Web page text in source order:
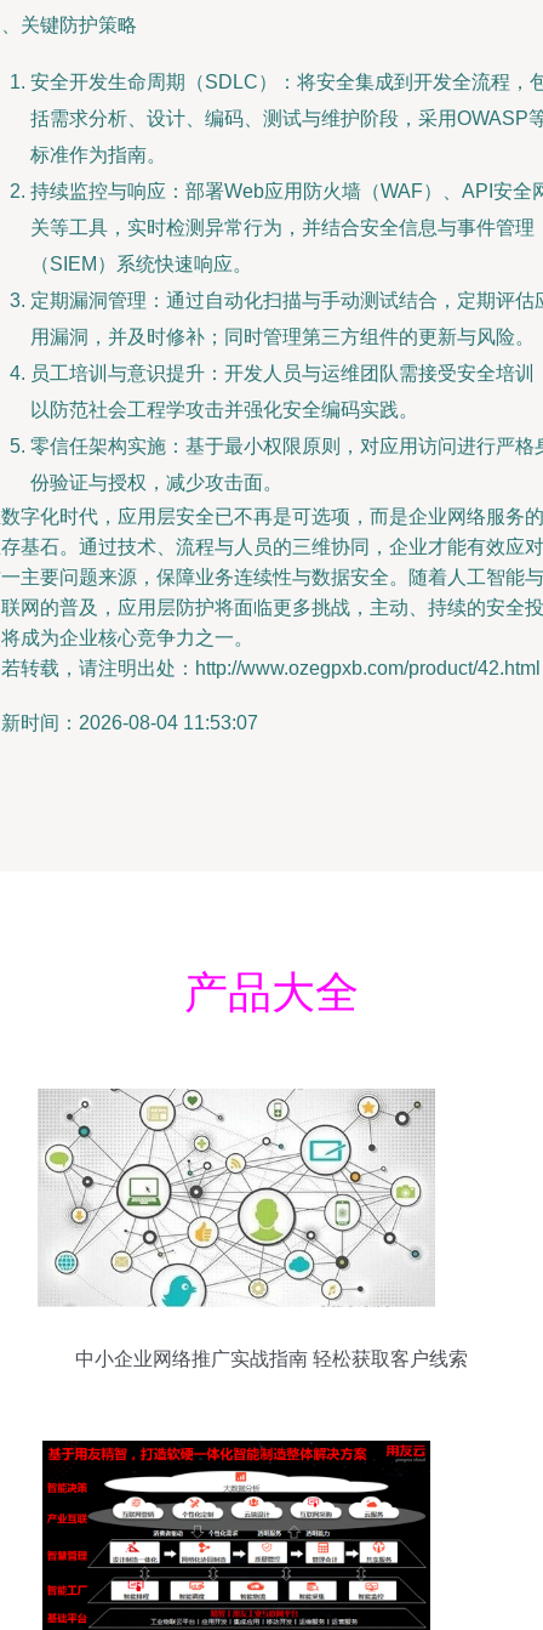
关键防护策略
安全开发生命周期（SDLC）：将安全集成到开发全流程，
括需求分析、设计、编码、测试与维护阶段，采用OWASP
标准作为指南。
持续监控与响应：部署Web应用防火墙（WAF）、API安全
关等工具，实时检测异常行为，并结合安全信息与事件管理
（SIEM）系统快速响应。
定期漏洞管理：通过自动化扫描与手动测试结合，定期评估
用漏洞，并及时修补；同时管理第三方组件的更新与风险。
员工培训与意识提升：开发人员与运维团队需接受安全培训
以防范社会工程学攻击并强化安全编码实践。
零信任架构实施：基于最小权限原则，对应用访问进行严格
份验证与授权，减少攻击面。
字化时代，应用层安全已不再是可选项，而是企业网络服务的
基石。通过技术、流程与人员的三维协同，企业才能有效应对
主要问题来源，保障业务连续性与数据安全。随着人工智能与
网的普及，应用层防护将面临更多挑战，主动、持续的安全投
成为企业核心竞争力之一。
转载，请注明出处：http://www.ozegpxb.com/product/42.html
时间：2026-08-04 11:53:07
产品大全
中小企业网络推广实战指南 轻松获取客户线索